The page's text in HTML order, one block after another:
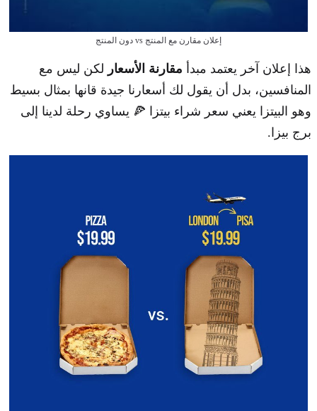
إعلان مقارن مع المنتج vs دون المنتج
هذا إعلان آخر يعتمد مبدأ مقارنة الأسعار لكن ليس مع
المنافسين، بدل أن يقول لك أسعارنا جيدة قانها بمثال بسيط
وهو البيتزا يعني سعر شراء بيتزا 🍕 يساوي رحلة لدينا إلى
برج بيزا.